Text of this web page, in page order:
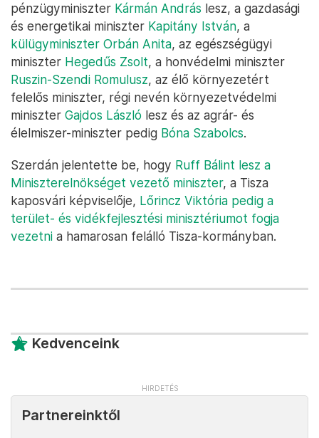
pénzügyminiszter Kármán András lesz, a gazdasági
és energetikai miniszter Kapitány István, a
külügyminiszter Orbán Anita, az egészségügyi
miniszter Hegedűs Zsolt, a honvédelmi miniszter
Ruszin-Szendi Romulusz, az élő környezetért
felelős miniszter, régi nevén környezetvédelmi
miniszter Gajdos László lesz és az agrár- és
élelmiszer-miniszter pedig Bóna Szabolcs.
Szerdán jelentette be, hogy Ruff Bálint lesz a
Miniszterelnökséget vezető miniszter, a Tisza
kaposvári képviselője, Lőrincz Viktória pedig a
terület- és vidékfejlesztési minisztériumot fogja
vezetni a hamarosan felálló Tisza-kormányban.
Kedvenceink
Partnereinktől